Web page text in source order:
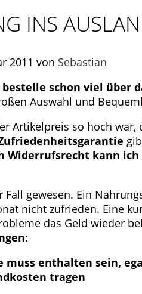
INS
2011 von Sebastian
schon viel über
Auswahl und
Artikelpreis so hoch
Widerrufsrecht kann
Fall gewesen. Ein
nicht zufrieden. Eine
das Geld wieder
muss enthalten sein,
tragen